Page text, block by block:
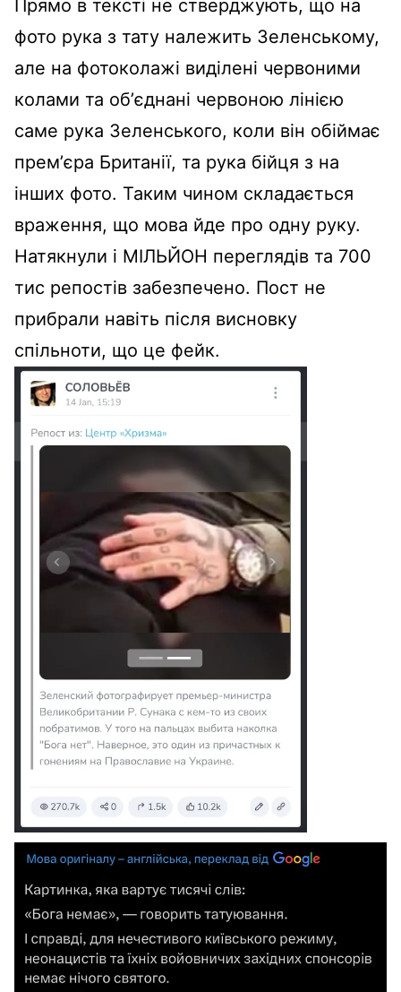
Прямо в тексті не стверджують, що на
фото рука з тату належить Зеленському,
але на фотоколажі виділені червоними
колами та обʼєднані червоною лінією
саме рука Зеленського, коли він обіймає
премʼєра Британії, та рука бійця з на
інших фото. Таким чином складається
враження, що мова йде про одну руку.
Натякнули і МІЛЬЙОН переглядів та 700
тис репостів забезпечено. Пост не
прибрали навіть після висновку
спільноти, що це фейк.